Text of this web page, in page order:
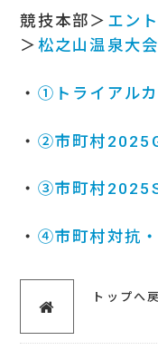
競技本部＞ エン
＞ 松之山温泉大
・ ①トライアル
・ ②市町村
・ ③市町村
・ ④市町村対抗
トップへ